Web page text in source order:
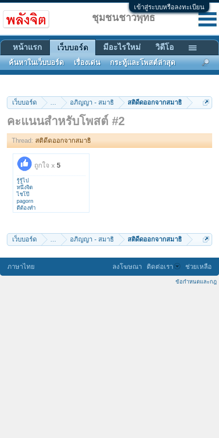
เข้าสู่ระบบหรือลงทะเบียน
เว็บบอร์ด ... อภิญญา - สมาธิ สติดีดออกจากสมาธิ
คะแนนสำหรับโพสต์ #2
Thread: สติดีดออกจากสมาธิ
ถูกใจ x 5
รู้รู้ไป
หนึ่งจิต
ไชโป๊
pagorn
ดีต้องทำ
เว็บบอร์ด ... อภิญญา - สมาธิ สติดีดออกจากสมาธิ
ชุมชนชาวพุทธ
หน้าแรก เว็บบอร์ด
ค้นหาในเว็บบอร์ด เรื่องเด่น กระทู้และโพสต์ล่าสุด
มีอะไรใหม่ วิดีโอ
ภาษาไทย ลงโฆษณา ติดต่อเรา ช่วยเหลือ
ข้อกำหนดและกฎ